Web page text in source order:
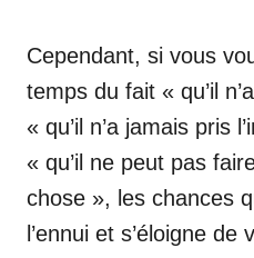
Cependant, si vous
temps du fait « qu’il
« qu’il n’a jamais pris
« qu’il ne peut pas
chose », les chances
l’ennui et s’éloigne